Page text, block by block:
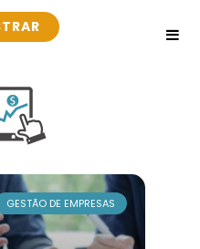
GESTÃO DE EMPRESAS